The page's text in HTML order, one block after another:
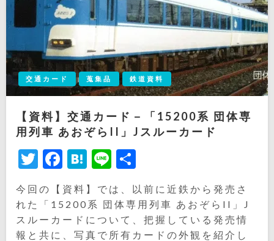
交通カード 蒐集品 鉄道資料
【資料】交通カード－「15200系 団体専
用列車 あおぞらII」Jスルーカード
Twitter
Facebook
Hatena
Line
有
今回の【資料】では、以前に近鉄から発売さ
れた「15200系 団体専用列車 あおぞらII」J
スルーカードについて、把握している発売情
報と共に、写真で所有カードの外観を紹介し